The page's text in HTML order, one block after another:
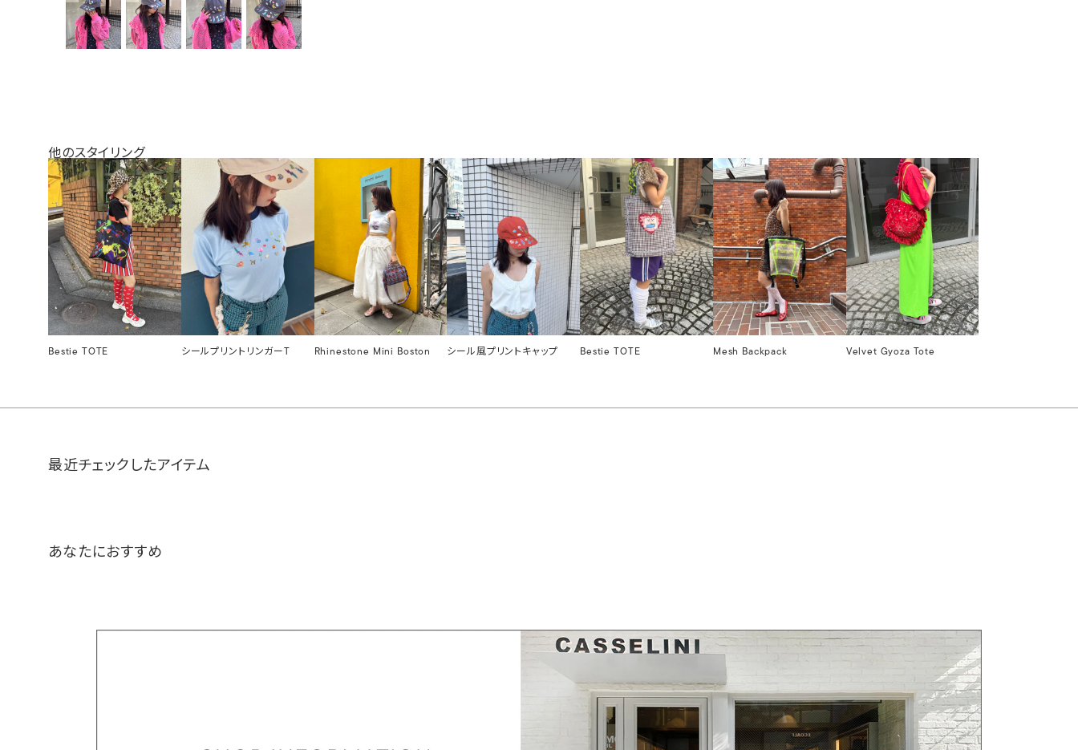
他のスタイリング
Bestie TOTE シールプリントリンガーT Rhinestone Mini Boston シール風プリントキャップ Bestie TOTE Mesh Backpack Velvet Gyoza Tote
最近チェックしたアイテム
あなたにおすすめ